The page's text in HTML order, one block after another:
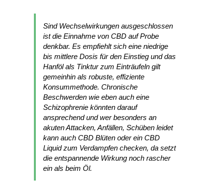
Sind Wechselwirkungen ausgeschlossen
ist die Einnahme von CBD auf Probe
denkbar. Es empfiehlt sich eine niedrige
bis mittlere Dosis für den Einstieg und das
Hanföl als Tinktur zum Einträufeln gilt
gemeinhin als robuste, effiziente
Konsummethode. Chronische
Beschwerden wie eben auch eine
Schizophrenie könnten darauf
ansprechend und wer besonders an
akuten Attacken, Anfällen, Schüben leidet
kann auch CBD Blüten oder ein CBD
Liquid zum Verdampfen checken, da setzt
die entspannende Wirkung noch rascher
ein als beim Öl.